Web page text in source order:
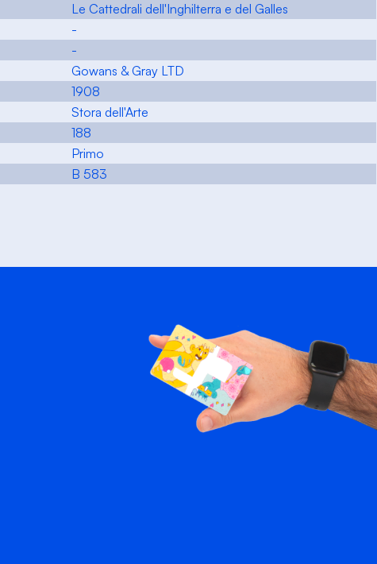
Le Cattedrali dell'Inghilterra e del Galles
-
-
Gowans & Gray LTD
1908
Stora dell'Arte
188
Primo
B 583